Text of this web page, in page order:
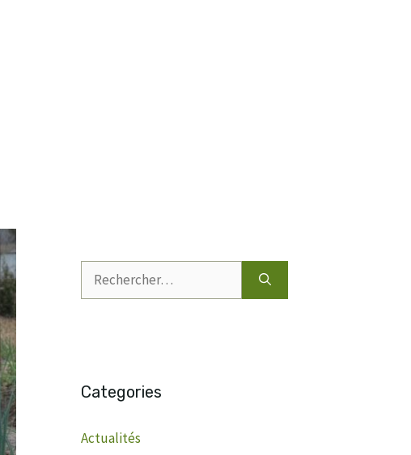
Rechercher :
Categories
Actualités